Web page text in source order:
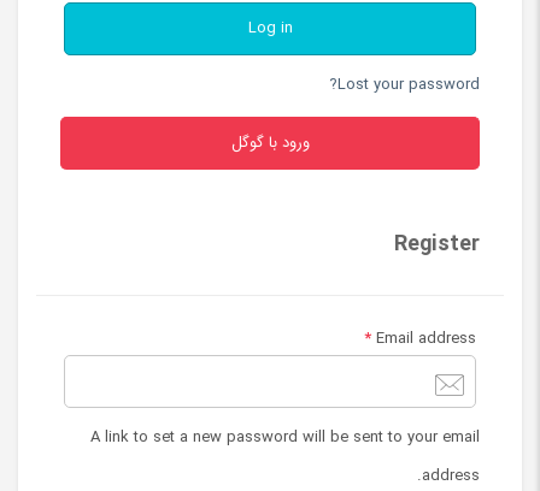
Log in
Lost your password?
ورود با گوگل
Register
Email address
*
A link to set a new password will be sent to your email
address.